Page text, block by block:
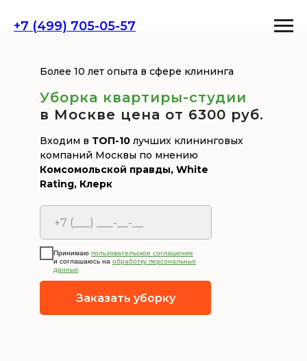
+7 (499) 705-05-57
Принимаю пользовательское соглашение
и соглашаюсь на обработку персональных
данных
Заказать уборку
Уборка квартиры-студии
в Москве цена от 6300 руб .
Входим в ТОП-10 лучших клининговых
компаний Москвы по мнению
Комсомольской правды, White
Rating, Клерк
Более 10 лет опыта в сфере клининга